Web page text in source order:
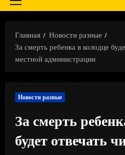
Основное
Главная
Новости разные
За смерть ребенка в колодце
местной администрации
Новости разные
За смерть
будет отвечать